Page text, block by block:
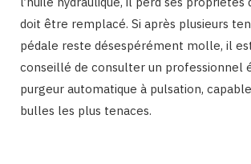
doit être remplacé. Si après plusieurs
pédale reste désespérément molle, il
conseillé de consulter un professionnel
purgeur automatique à pulsation,
bulles les plus tenaces.